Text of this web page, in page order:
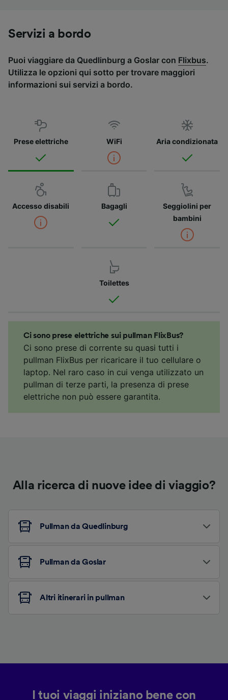
Servizi a bordo
Puoi viaggiare da Quedlinburg a Goslar con Flixbus.
Utilizza le opzioni qui sotto per trovare maggiori
informazioni sui servizi a bordo.
Prese elettriche WiFi Aria condizionata
Accesso disabili Bagagli
Seggiolini per
bambini
Toilettes
Ci sono prese elettriche sui pullman FlixBus?
Ci sono prese di corrente su quasi tutti i
pullman FlixBus per ricaricare il tuo cellulare o
laptop. Nel raro caso in cui venga utilizzato un
pullman di terze parti, la presenza di prese
elettriche non può essere garantita.
Alla ricerca di nuove idee di viaggio?
Pullman da Quedlinburg
Pullman da Goslar
Altri itinerari in pullman
I tuoi viaggi iniziano bene con